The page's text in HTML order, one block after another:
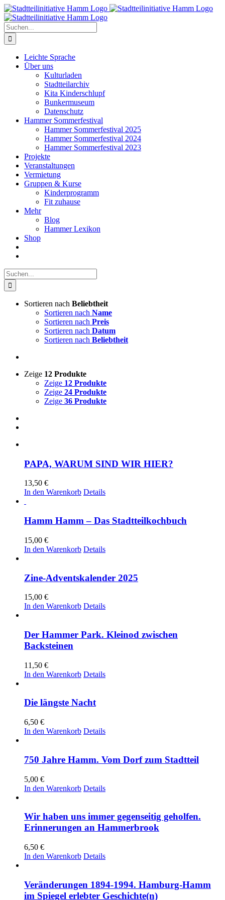
Zum
Inhalt
springen
Suche
nach:
Leichte Sprache
Über uns
Kulturladen
Stadtteilarchiv
Kita Kinderschlupf
Bunkermuseum
Datenschutz
Hammer Sommerfestival
Hammer Sommerfestival 2025
Hammer Sommerfestival 2024
Hammer Sommerfestival 2023
Projekte
Veranstaltungen
Vermietung
Gruppen & Kurse
Kinderprogramm
Fit zuhause
Mehr
Blog
Hammer Lexikon
Shop
Suche
nach:
Sortieren nach Beliebtheit
Sortieren nach Name
Sortieren nach Preis
Sortieren nach Datum
Sortieren nach Beliebtheit
Zeige 12 Produkte
Zeige 12 Produkte
Zeige 24 Produkte
Zeige 36 Produkte
PAPA, WARUM SIND WIR HIER?
13,50 €
In den Warenkorb Details
Hamm Hamm – Das Stadtteilkochbuch
15,00 €
In den Warenkorb Details
Zine-Adventskalender 2025
15,00 €
In den Warenkorb Details
Der Hammer Park. Kleinod zwischen
Backsteinen
11,50 €
In den Warenkorb Details
Die längste Nacht
6,50 €
In den Warenkorb Details
750 Jahre Hamm. Vom Dorf zum Stadtteil
5,00 €
In den Warenkorb Details
Wir haben uns immer gegenseitig geholfen.
Erinnerungen an Hammerbrook
6,50 €
In den Warenkorb Details
Veränderungen 1894-1994. Hamburg-Hamm
im Spiegel erlebter Geschichte(n)